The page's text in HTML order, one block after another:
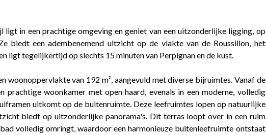
in een prachtige omgeving en geniet van een uitzonderlijke ligging, op
biedt een adembenemend uitzicht op de vlakte van de Roussillon, het
ligt tegelijkertijd op slechts 15 minuten van Perpignan en de kust.
woonoppervlakte van 192 m², aangevuld met diverse bijruimtes. Vanaf de
woonkamer met open haard, evenals in een moderne, volledig
uitkomt op de buitenruimte. Deze leefruimtes lopen op natuurlijke
biedt op uitzonderlijke panorama's. Dit terras loopt over in een ruim
volledig omringt, waardoor een harmonieuze buitenleefruimte ontstaat